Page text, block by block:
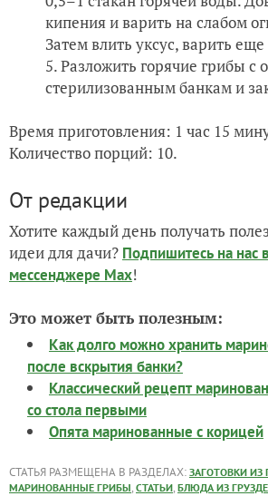
кипения и варить на слабом
Затем влить уксус, варить
Разложить горячие грибы с
стерилизованным банкам и
Время приготовления: 1 час 15
Количество порций: 10.
От редакции
Хотите каждый день получать
идеи для дачи? Подпишитесь на нас
мессенджере Max!
Это может быть полезным:
Как долго можно хранить
после вскрытия банки?
Классический рецепт
со стола первыми
Опята маринованные с корицей
СТАТЬЯ РАЗМЕЩЕНА В РАЗДЕЛАХ: ЗАГОТОВКИ ИЗ
МАРИНОВАННЫЕ ГРИБЫ, СТАТЬИ, БЛЮДА ИЗ